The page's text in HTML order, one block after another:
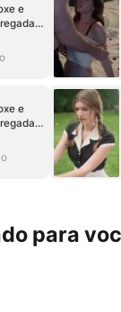
e
e
para